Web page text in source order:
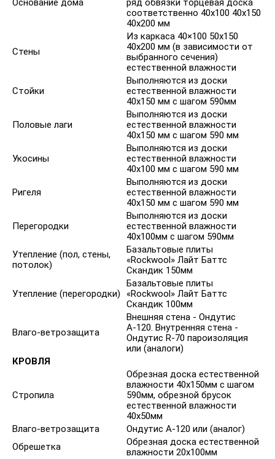
Основание дома
ряд обвязки торцевая доска
соответственно 40х100 40х150
40х200 мм
Стены
Из каркаса 40×100 50x150
40x200 мм (в зависимости от
выбранного сечения)
естественной влажности
Стойки
Выполняются из доски
естественной влажности
40х150 мм с шагом 590мм
Половые лаги
Выполняются из доски
естественной влажности
40х150 мм с шагом 590 мм
Укосины
Выполняются из доски
естественной влажности
40х100 мм с шагом 590 мм
Ригеля
Выполняются из доски
естественной влажности
40х150 мм с шагом 590 мм
Перегородки
Выполняются из доски
естественной влажности
40х100мм с шагом 590мм
Утепление (пол, стены,
потолок)
Базальтовые плиты
«Rockwool» Лайт Баттс
Скандик 150мм
Утепление (перегородки)
Базальтовые плиты
«Rockwool» Лайт Баттс
Скандик 100мм
Влаго-ветрозащита
Внешняя стена - Ондутис
А-120. Внутренняя стена -
Ондутис R-70 пароизоляция
или (аналоги)
КРОВЛЯ
Стропила
Обрезная доска естественной
влажности 40х150мм с шагом
590мм, обрезной брусок
естественной влажности
40х50мм
Влаго-ветрозащита
Ондутис А-120 или (аналог)
Обрешетка
Обрезная доска естественной
влажности 20х100мм